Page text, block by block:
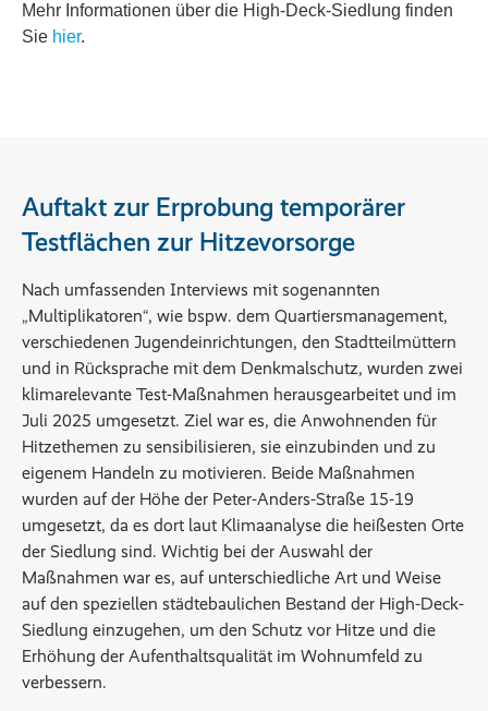
Mehr Informationen über die High-Deck-Siedlung finden
Sie hier.
Auftakt zur Erprobung temporärer
Testflächen zur Hitzevorsorge
Nach umfassenden Interviews mit sogenannten
„Multiplikatoren“, wie bspw. dem Quartiersmanagement,
verschiedenen Jugendeinrichtungen, den Stadtteilmüttern
und in Rücksprache mit dem Denkmalschutz, wurden zwei
klimarelevante Test-Maßnahmen herausgearbeitet und im
Juli 2025 umgesetzt. Ziel war es, die Anwohnenden für
Hitzethemen zu sensibilisieren, sie einzubinden und zu
eigenem Handeln zu motivieren. Beide Maßnahmen
wurden auf der Höhe der Peter-Anders-Straße 15-19
umgesetzt, da es dort laut Klimaanalyse die heißesten Orte
der Siedlung sind. Wichtig bei der Auswahl der
Maßnahmen war es, auf unterschiedliche Art und Weise
auf den speziellen städtebaulichen Bestand der High-Deck-
Siedlung einzugehen, um den Schutz vor Hitze und die
Erhöhung der Aufenthaltsqualität im Wohnumfeld zu
verbessern.